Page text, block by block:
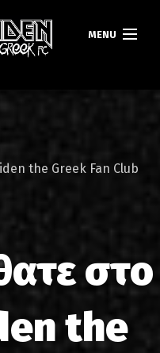
MENU
the Greek Fan Club
στο
the